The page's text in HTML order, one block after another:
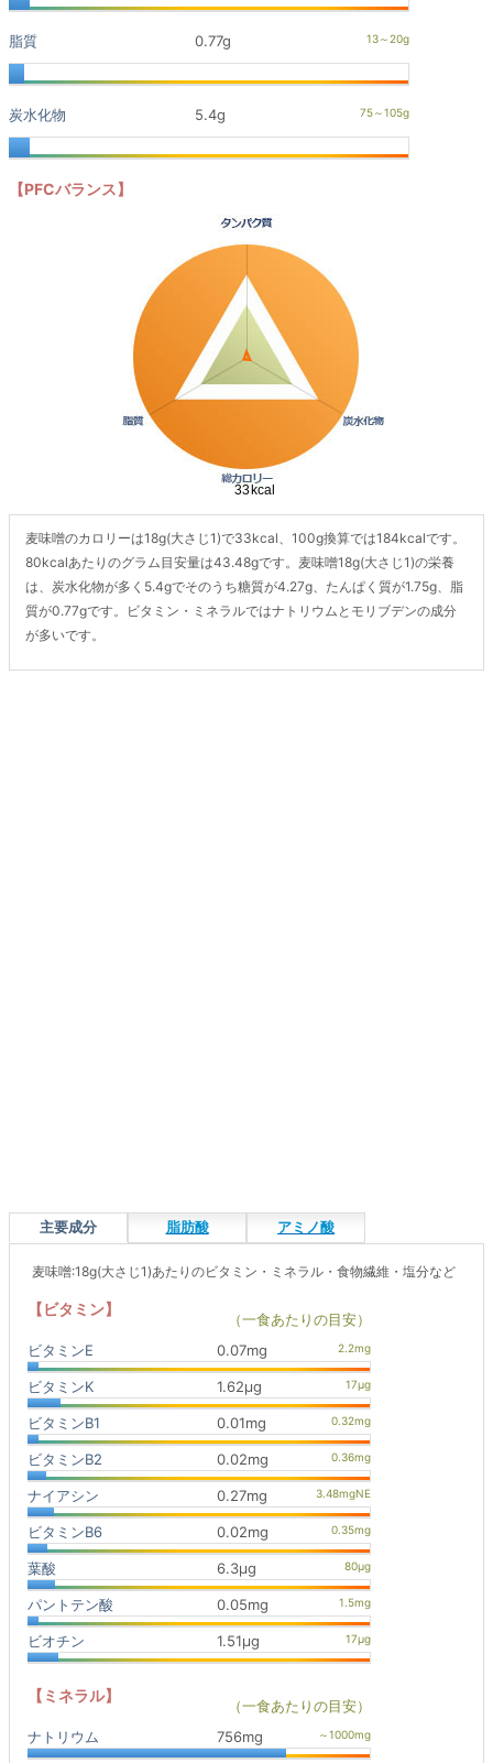
脂質 0.77g
炭水化物 5.4g
【PFCバランス】
麦味噌のカロリーは18g(大さじ1)で33kcal、100g換算では184kcalです。
80kcalあたりのグラム目安量は43.48gです。麦味噌18g(大さじ1)の栄養
は、炭水化物が多く5.4gでそのうち糖質が4.27g、たんぱく質が1.75g、脂
質が0.77gです。ビタミン・ミネラルではナトリウムとモリブデンの成分
が多いです。
主要成分 脂肪酸 アミノ酸
麦味噌:18g(大さじ1)あたりのビタミン・ミネラル・食物繊維・塩分など
【ビタミン】
（一食あたりの目安）
ビタミンE
0.07mg
ビタミンK 1.62μg
ビタミンB1 0.01mg
ビタミンB2 0.02mg
ナイアシン 0.27mg
ビタミンB6 0.02mg
葉酸 6.3μg
パントテン酸 0.05mg
ビオチン 1.51μg
【ミネラル】
（一食あたりの目安）
ナトリウム
756mg